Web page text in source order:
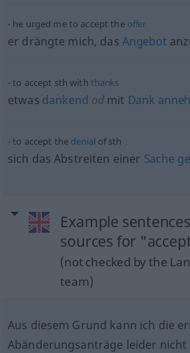
he urged me to accept the offer
er drängte mich, das Angebot
to accept sth with thanks
etwas dankend odmit Dank
to accept the denial ofsth
sich das Abstreiten einer Sache
Example
sources for
(not checked by the
team)
Aus diesem Grund kann ich die
Abänderungsanträge leider nicht